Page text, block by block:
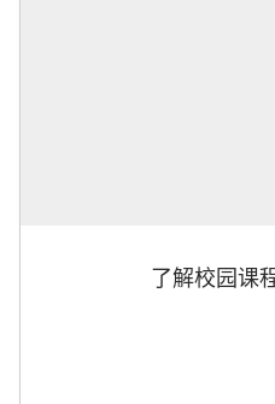
了解校园课